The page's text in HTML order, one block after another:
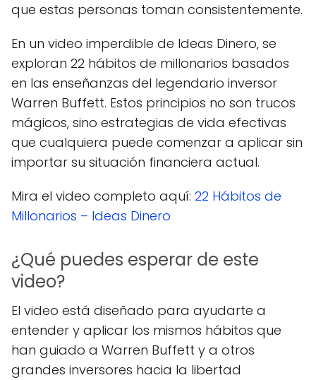
que estas personas toman consistentemente.
En un video imperdible de Ideas Dinero, se
exploran 22 hábitos de millonarios basados
en las enseñanzas del legendario inversor
Warren Buffett. Estos principios no son trucos
mágicos, sino estrategias de vida efectivas
que cualquiera puede comenzar a aplicar sin
importar su situación financiera actual.
Mira el video completo aquí: 22 Hábitos de
Millonarios – Ideas Dinero
¿Qué puedes esperar de este
video?
El video está diseñado para ayudarte a
entender y aplicar los mismos hábitos que
han guiado a Warren Buffett y a otros
grandes inversores hacia la libertad